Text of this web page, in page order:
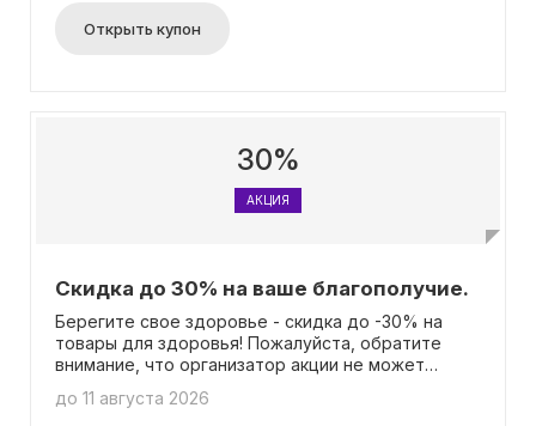
Открыть купон
30%
АКЦИЯ
Скидка до 30% на ваше благополучие.
Берегите свое здоровье - скидка до -30% на
товары для здоровья! Пожалуйста, обратите
внимание, что организатор акции не может
акционных товаров на протяжении всего
до 11 августа 2026